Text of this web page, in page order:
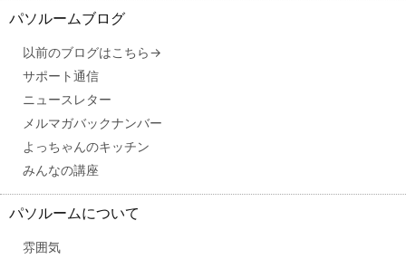
パソルームブログ
以前のブログはこちら→
サポート通信
ニュースレター
メルマガバックナンバー
よっちゃんのキッチン
みんなの講座
パソルームについて
雰囲気